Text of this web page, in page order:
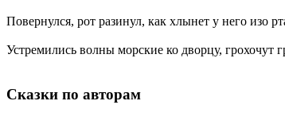
Повернулся, рот разинул, как хлынет у него изо
Устремились волны морские ко дворцу, грохочут
Сказки по авторам